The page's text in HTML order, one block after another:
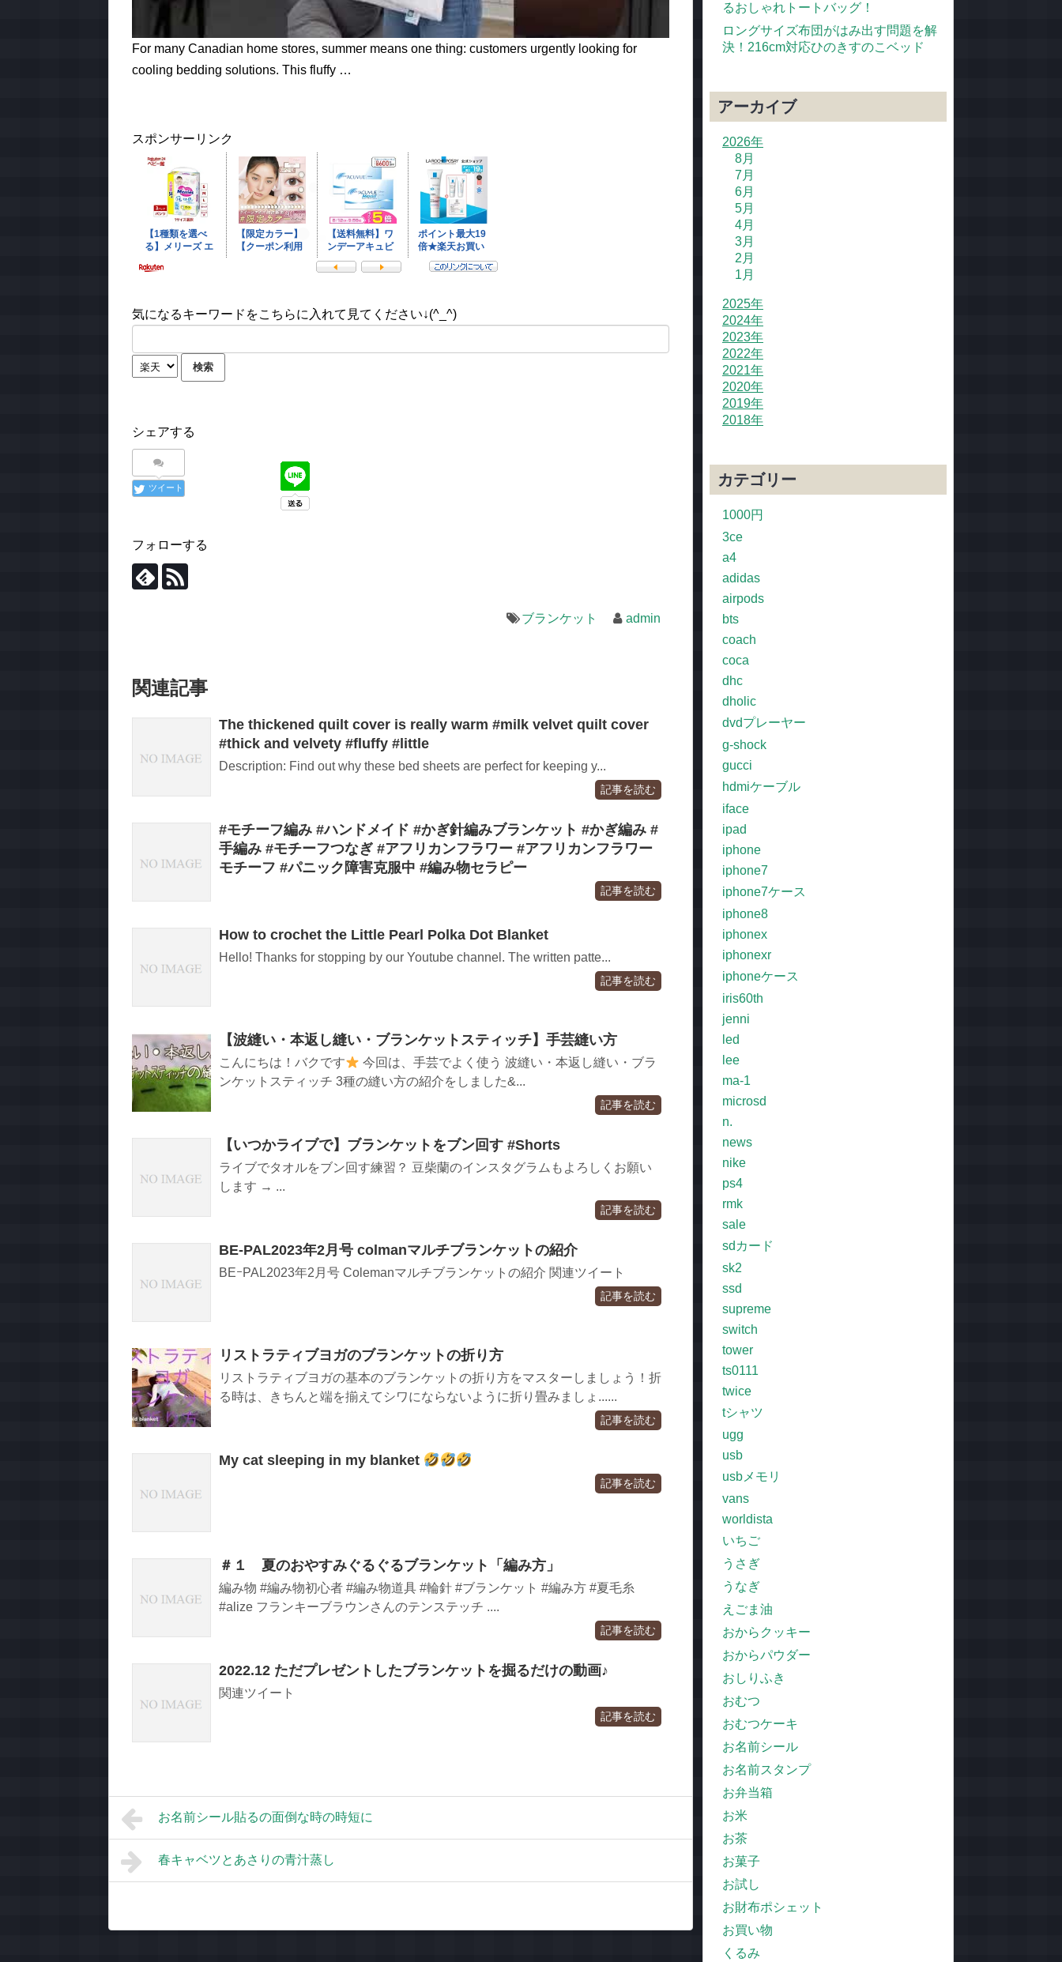
For many Canadian home stores, summer means one thing: customers urgently looking for
cooling bedding solutions. This fluffy …
スポンサーリンク
気になるキーワードをこちらに入れて見てください↓(^_^)
シェアする
ツイート
フォローする
ブランケット admin
関連記事
The thickened quilt cover is really warm #milk velvet quilt cover
#thick and velvety #fluffy #little
Description: Find out why these bed sheets are perfect for keeping y...
記事を読む
#モチーフ編み #ハンドメイド #かぎ針編みブランケット #かぎ編み #
手編み #モチーフつなぎ #アフリカンフラワー #アフリカンフラワー
モチーフ #パニック障害克服中 #編み物セラピー
記事を読む
How to crochet the Little Pearl Polka Dot Blanket
Hello! Thanks for stopping by our Youtube channel. The written patte...
記事を読む
【波縫い・本返し縫い・ブランケットスティッチ】手芸縫い方
こんにちは！バクです
今回は、手芸でよく使う 波縫い・本返し縫い・ブラ
ンケットスティッチ 3種の縫い方の紹介をしました&...
記事を読む
【いつかライブで】ブランケットをブン回す #Shorts
ライブでタオルをブン回す練習？ 豆柴蘭のインスタグラムもよろしくお願い
します → ...
記事を読む
BE-PAL2023年2月号 colmanマルチブランケットの紹介
BEｰPAL2023年2月号 Colemanマルチブランケットの紹介 関連ツイート
記事を読む
リストラティブヨガのブランケットの折り方
リストラティブヨガの基本のブランケットの折り方をマスターしましょう！折
る時は、きちんと端を揃えてシワにならないように折り畳みましょ......
記事を読む
My cat sleeping in my blanket
記事を読む
＃１ 夏のおやすみぐるぐるブランケット「編み方」
編み物 #編み物初心者 #編み物道具 #輪針 #ブランケット #編み方 #夏毛糸
#alize フランキーブラウンさんのテンステッチ ....
記事を読む
2022.12 ただプレゼントしたブランケットを掘るだけの動画♪
関連ツイート
記事を読む
お名前シール貼るの面倒な時の時短に
春キャベツとあさりの青汁蒸し
るおしゃれトートバッグ！
ロングサイズ布団がはみ出す問題を解
決！216cm対応ひのきすのこベッド
アーカイブ
2026年
8月
7月
6月
5月
4月
3月
2月
1月
2025年
2024年
2023年
2022年
2021年
2020年
2019年
2018年
カテゴリー
1000円
3ce
a4
adidas
airpods
bts
coach
coca
dhc
dholic
dvdプレーヤー
g-shock
gucci
hdmiケーブル
iface
ipad
iphone
iphone7
iphone7ケース
iphone8
iphonex
iphonexr
iphoneケース
iris60th
jenni
led
lee
ma-1
microsd
n.
news
nike
ps4
rmk
sale
sdカード
sk2
ssd
supreme
switch
tower
ts0111
twice
tシャツ
ugg
usb
usbメモリ
vans
worldista
いちご
うさぎ
うなぎ
えごま油
おからクッキー
おからパウダー
おしりふき
おむつ
おむつケーキ
お名前シール
お名前スタンプ
お弁当箱
お米
お茶
お菓子
お試し
お財布ポシェット
お買い物
くるみ